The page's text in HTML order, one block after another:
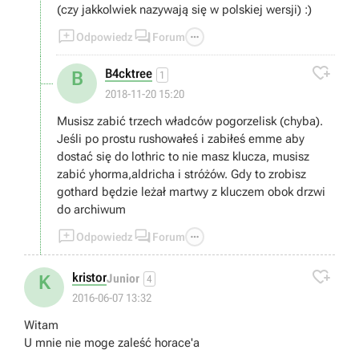
(czy jakkolwiek nazywają się w polskiej wersji) :)
Odpowiedz  Forum 
B B4cktree 1
2018-11-20 15:20

Musisz zabić trzech władców pogorzelisk (chyba).
Jeśli po prostu rushowałeś i zabiłeś emme aby
dostać się do lothric to nie masz klucza, musisz
zabić yhorma,aldricha i stróżów. Gdy to zrobisz
gothard będzie leżał martwy z kluczem obok drzwi
do archiwum
Odpowiedz  Forum 
K kristorJunior 4
2016-06-07 13:32

Witam
U mnie nie moge zaleść horace'a